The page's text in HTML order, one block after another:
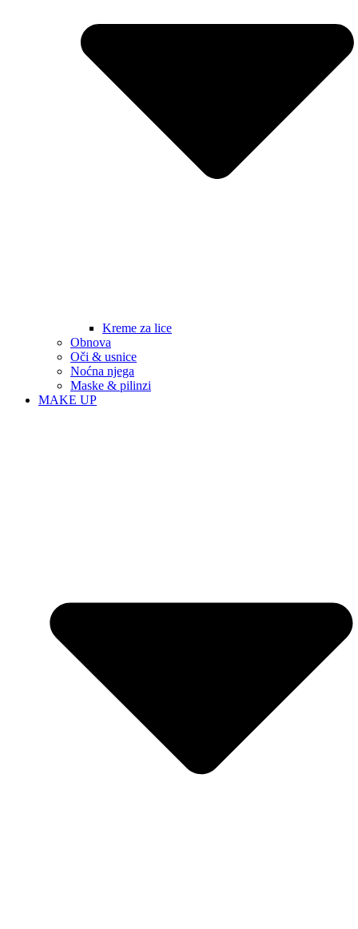
Kreme za lice
Obnova
Oči & usnice
Noćna njega
Maske & pilinzi
MAKE UP